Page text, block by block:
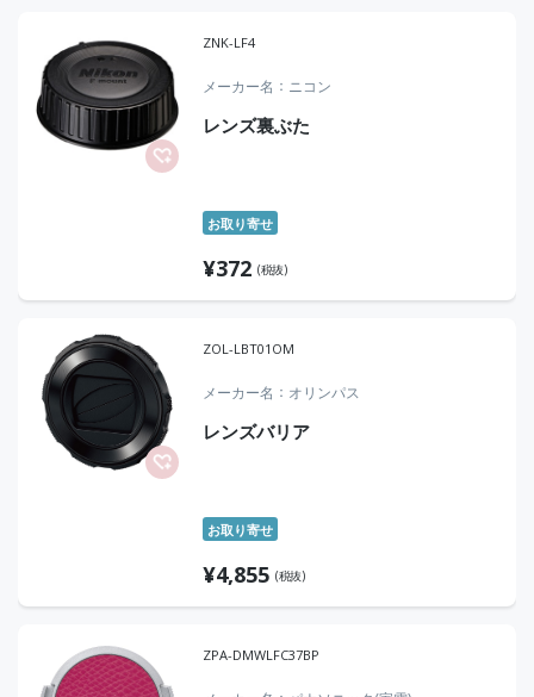
ZNK-LF4
メーカー名 ニコン
レンズ裏ぶた
お取り寄せ
¥372 (税抜)
ZOL-LBT01OM
メーカー名 オリンパス
レンズバリア
お取り寄せ
¥4,855 (税抜)
ZPA-DMWLFC37BP